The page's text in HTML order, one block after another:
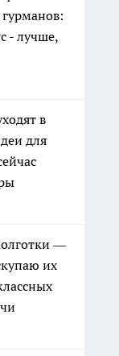
- лучше,
в
для
—
их